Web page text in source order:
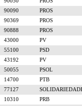
90090
PROS
90369
PROS
90888
PROS
43000
PV
55100
PSD
43192
PV
50055
PSOL
14700
PTB
77127
10310
PRB